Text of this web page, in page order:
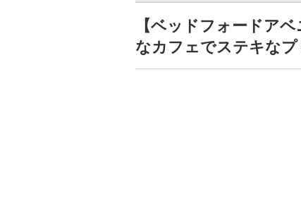
【ベッドフォードア
なカフェでステキな